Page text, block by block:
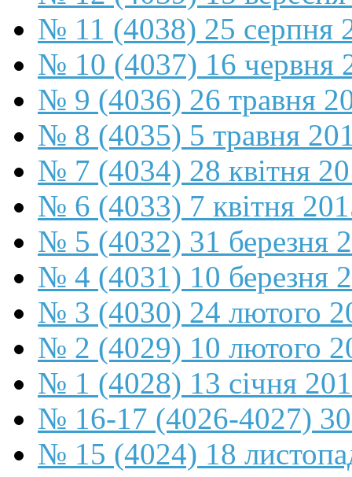
№ 11 (4038) 25 серпня
№ 10 (4037) 16 червня
№ 9 (4036) 26 травня
№ 8 (4035) 5 травня
№ 7 (4034) 28 квітня
№ 6 (4033) 7 квітня
№ 5 (4032) 31 березня
№ 4 (4031) 10 березня
№ 3 (4030) 24 лютого
№ 2 (4029) 10 лютого
№ 1 (4028) 13 січня
№ 16-17 (4026-4027) 30
№ 15 (4024) 18